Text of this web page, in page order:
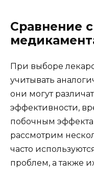
Сравнение
При выборе
учитывать
они могут
эффективности,
побочным
рассмотрим
часто
проблем, а также